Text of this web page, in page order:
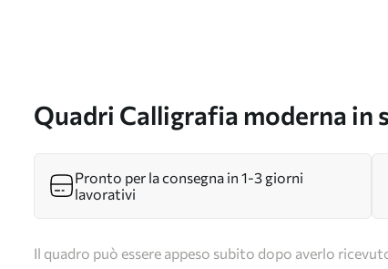
Quadri Calligrafia moderna
Pronto per la consegna in 1-3 giorni
lavorativi
Il quadro può essere appeso subito dopo averlo